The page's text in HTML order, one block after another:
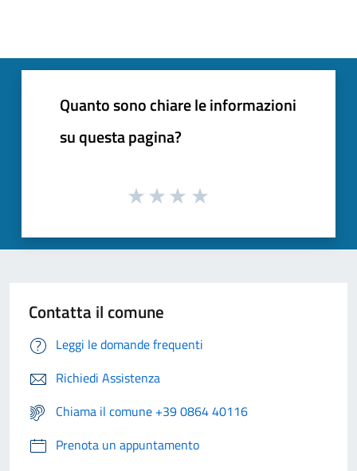
Quanto sono chiare le informazioni
su questa pagina?
Contatta il comune
Leggi le domande frequenti
Richiedi Assistenza
Chiama il comune +39 0864 40116
Prenota un appuntamento